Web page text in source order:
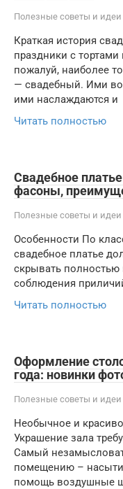
Полезные советы и идеи
Краткая история
праздники с
пожалуй, наиболее
— свадебный. Ими
ими наслаждаются и
Читать полностью
Свадебное
фасоны,
Полезные советы и идеи
Особенности По
свадебное платье
скрывать полностью
соблюдения
Читать полностью
Оформление
года: новинки
Полезные советы и идеи
Необычное и
Украшение зала
Самый
помещению –
помощь воздушные